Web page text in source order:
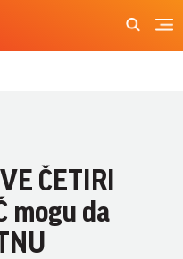
ČETIRI
mogu da